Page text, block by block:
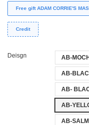
Free gift ADAM CORRIE'S
Credit
Deisgn AB-
AB-
AB-
AB-
AB-